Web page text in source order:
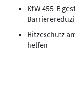
KfW 455-B
Hitzeschutz
helfen